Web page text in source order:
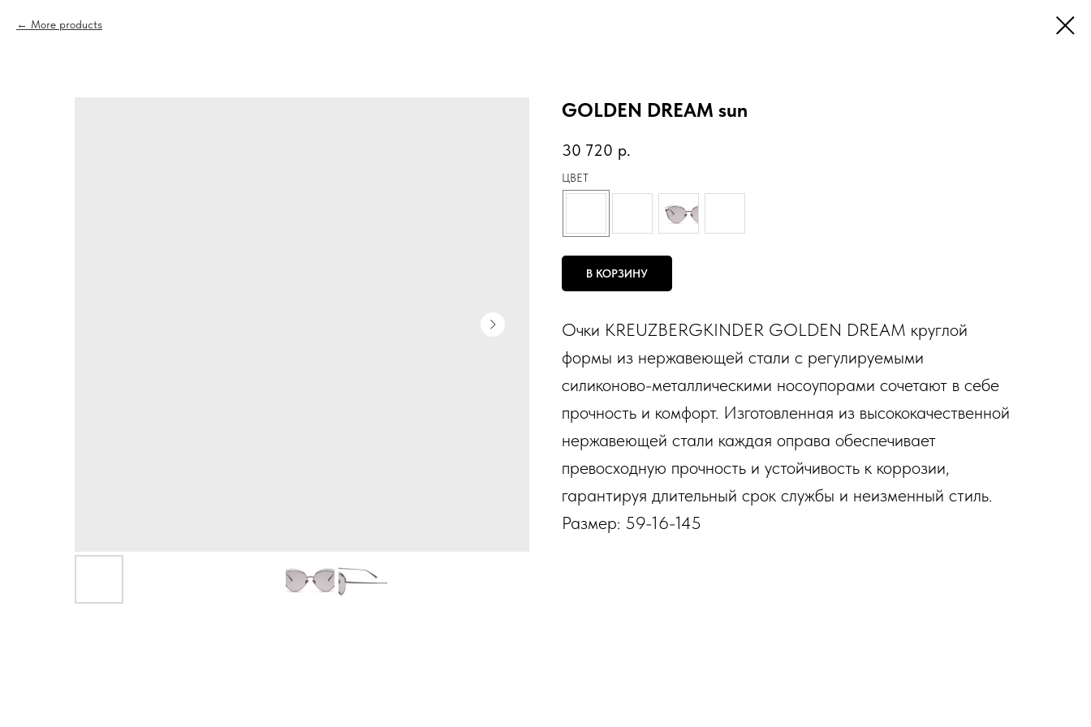
More products
GOLDEN DREAM sun
30 720 р.
ЦВЕТ
В КОРЗИНУ
Очки KREUZBERGKINDER GOLDEN DREAM круглой
формы из нержавеющей стали с регулируемыми
силиконово-металлическими носоупорами сочетают в себе
прочность и комфорт. Изготовленная из высококачественной
нержавеющей стали каждая оправа обеспечивает
превосходную прочность и устойчивость к коррозии,
гарантируя длительный срок службы и неизменный стиль.
Размер: 59-16-145